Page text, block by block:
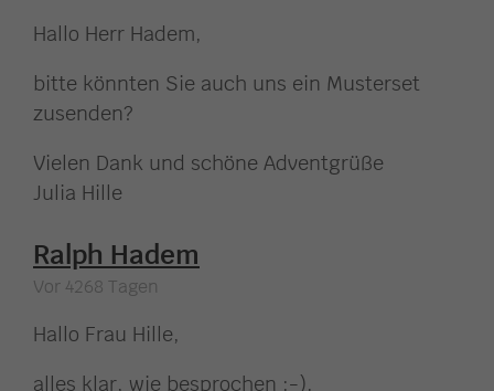
Hallo Herr Hadem,
bitte könnten Sie auch uns ein Musterset
zusenden?
Vielen Dank und schöne Adventgrüße
Julia Hille
Ralph Hadem
Vor 4268 Tagen
Hallo Frau Hille,
alles klar, wie besprochen :-).